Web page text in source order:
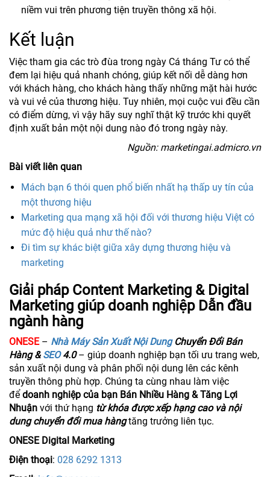
niềm vui trên phương tiện truyền thông xã hội.
Kết luận
Việc tham gia các trò đùa trong ngày Cá tháng Tư có thể
đem lại hiệu quả nhanh chóng, giúp kết nối dễ dàng hơn
với khách hàng, cho khách hàng thấy những mặt hài hước
và vui vẻ của thương hiệu. Tuy nhiên, mọi cuộc vui đều cần
có điểm dừng, vì vậy hãy suy nghĩ thật kỹ trước khi quyết
định xuất bản một nội dung nào đó trong ngày này.
Nguồn: marketingai.admicro.vn
Bài viết liên quan
Mách bạn 6 thói quen phổ biến nhất hạ thấp uy tín của
một thương hiệu
Marketing qua mạng xã hội đối với thương hiệu Việt có
mức độ hiệu quả như thế nào?
Đi tìm sự khác biệt giữa xây dựng thương hiệu và
marketing
Giải pháp Content Marketing & Digital
Marketing giúp doanh nghiệp Dẫn đầu
ngành hàng
​ONESE– Nhà Máy Sản Xuất Nội DungChuyển Đổi Bán
Hàng &SEO4.0– giúp doanh nghiệp bạn tối ưu trang web,
sản xuất nội dung và phân phối nội dung lên các kênh
truyền thông phù hợp. Chúng ta cùng nhau làm việc
để doanh nghiệp của bạn Bán Nhiều Hàng & Tăng Lợi
Nhuận với thứ hạng từ khóa được xếp hạng cao và nội
dung chuyển đổi mua hàngtăng trưởng liên tục.
ONESE Digital Marketing
Điện thoại: 028 6292 1313